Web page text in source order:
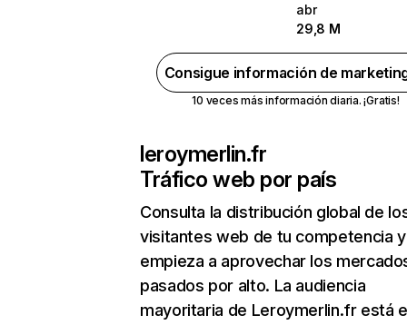
abr
29,8 M
Consigue información de
10 veces más información diaria. ¡Gratis!
leroymerlin.fr
Tráfico web por país
Consulta la distribución global de
visitantes web de tu competencia y
empieza a aprovechar los
pasados por alto. La audiencia
mayoritaria de Leroymerlin.fr está